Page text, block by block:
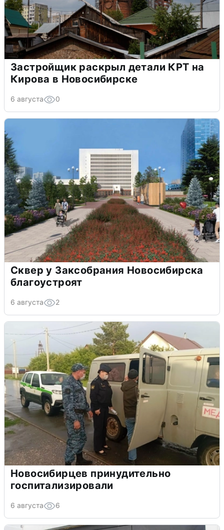
Застройщик раскрыл детали КРТ на
Кирова в Новосибирске
6 августа 0
Сквер у Заксобрания Новосибирска
благоустроят
6 августа 2
Новосибирцев принудительно
госпитализировали
6 августа 6